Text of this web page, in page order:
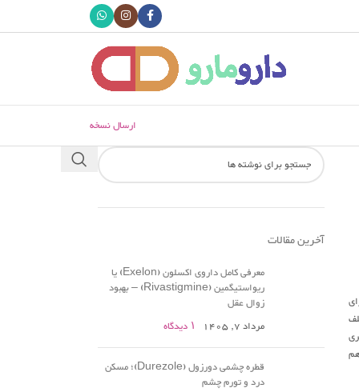
ارسال نسخه
هم
آخرین مقالات
معرفی کامل داروی اکسلون (Exelon) یا
ریواستیگمین (Rivastigmine) – بهبود
زوال عقل
مرداد 7, 1405
۱ دیدگاه
قطره چشمی دورزول (Durezole)؛ مسکن
درد و تورم چشم